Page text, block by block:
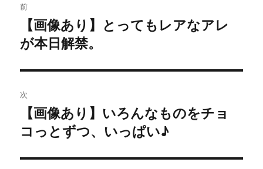
稿
ナ
ビ
ゲ
ー
シ
前
去
投
稿:
【画像あり】とってもレアなアレ
が本日解禁。
次
の
稿:
【画像あり】いろんなものをチョ
コっとずつ、いっぱい♪